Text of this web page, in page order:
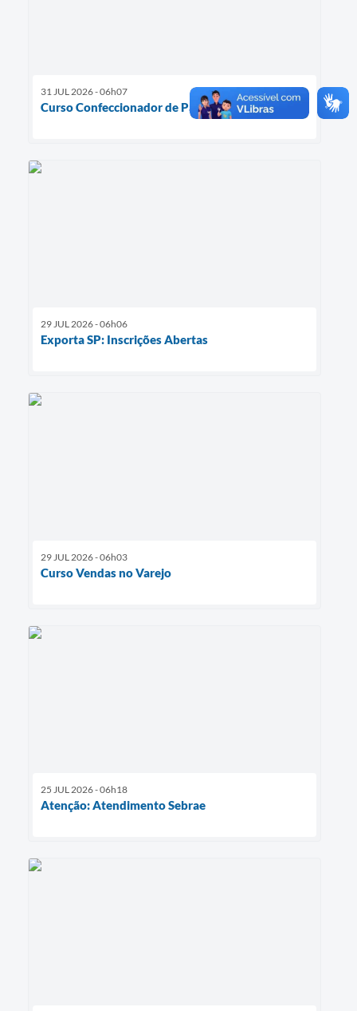
31 JUL 2026 - 06h07
Curso Confeccionador de Patchwork
29 JUL 2026 - 06h06
Exporta SP: Inscrições Abertas
29 JUL 2026 - 06h03
Curso Vendas no Varejo
25 JUL 2026 - 06h18
Atenção: Atendimento Sebrae